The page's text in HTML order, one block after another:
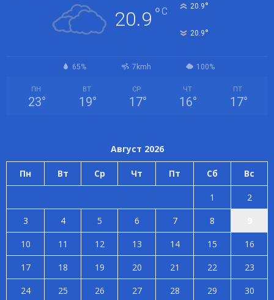
20.9 °C 20.9°
20.9°
65% 7kmh 100%
ПН
23°
ВТ
19°
СР
17°
ЧТ
16°
ПТ
17°
Август 2026
Пн Вт Ср Чт Пт Сб Вс
1
2
3
4 5 6 7 8
10
11 12 13 14 15
16
17
18 19 20 21 22
23
24
25 26 27 28 29 30